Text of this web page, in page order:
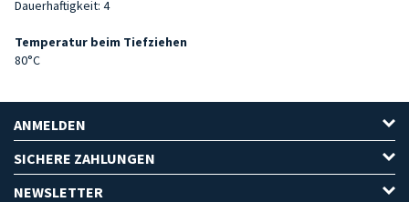
Dauerhaftigkeit: 4
Temperatur beim Tiefziehen
80°C
ANMELDEN
SICHERE ZAHLUNGEN
NEWSLETTER